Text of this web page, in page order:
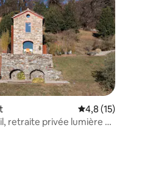
Évaluation
4,8 (15)
retraite privée lumière et